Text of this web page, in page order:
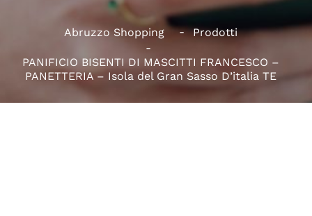
Abruzzo Shopping Prodotti
PANIFICIO BISENTI DI MASCITTI FRANCESCO –
PANETTERIA – Isola del Gran Sasso D’italia TE